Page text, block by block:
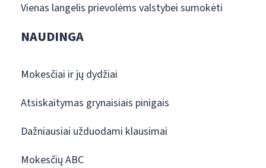
Vienas langelis prievolėms valstybei sumokėti
NAUDINGA
Mokesčiai ir jų dydžiai
Atsiskaitymas grynaisiais pinigais
Dažniausiai užduodami klausimai
Mokesčių ABC